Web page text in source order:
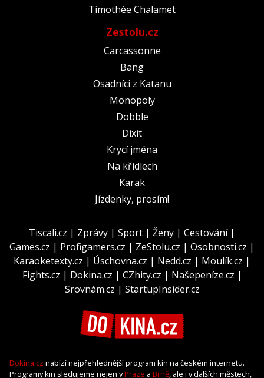
Timothée Chalamet
Zestolu.cz
Carcassonne
Bang
Osadníci z Katanu
Monopoly
Dobble
Dixit
Krycí jména
Na křídlech
Karak
Jízdenky, prosím!
Tiscali.cz | Zprávy | Sport | Ženy | Cestování|
Games.cz | Profigamers.cz | ZeStolu.cz | Osobnosti.cz |
Karaoketexty.cz | Úschovna.cz | Nedd.cz | Moulík.cz |
Fights.cz | Dokina.cz | CZhity.cz | Našepeníze.cz |
Srovnám.cz | StartupInsider.cz
Dokina.cz nabízí nejpřehlednější program kin na českém internetu.
Programy kin sledujeme nejen vPraze a Brně, ale i v dalších městech,